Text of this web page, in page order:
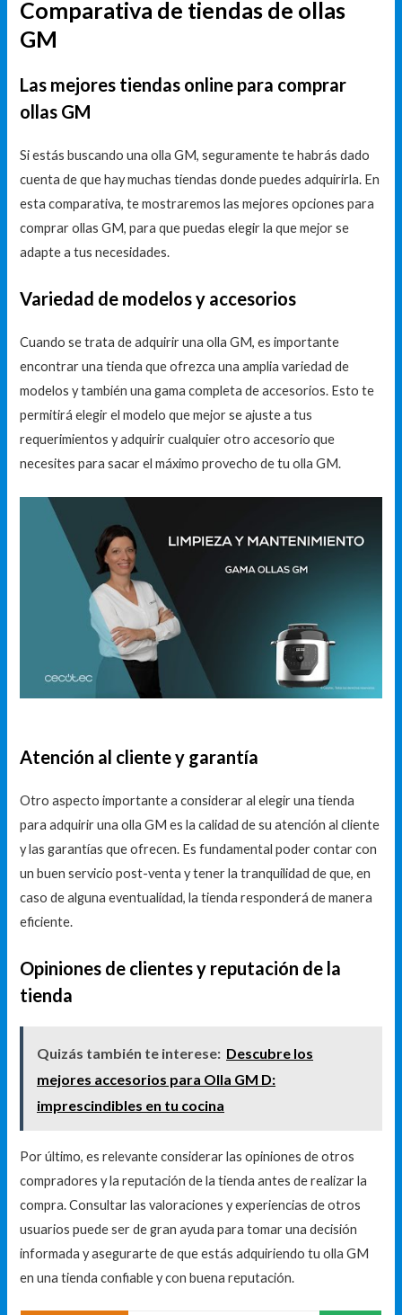
Comparativa de tiendas de ollas
GM
Las mejores tiendas online para comprar
ollas GM
Si estás buscando una olla GM, seguramente te habrás dado
cuenta de que hay muchas tiendas donde puedes adquirirla. En
esta comparativa, te mostraremos las mejores opciones para
comprar ollas GM, para que puedas elegir la que mejor se
adapte a tus necesidades.
Variedad de modelos y accesorios
Cuando se trata de adquirir una olla GM, es importante
encontrar una tienda que ofrezca una amplia variedad de
modelos y también una gama completa de accesorios. Esto te
permitirá elegir el modelo que mejor se ajuste a tus
requerimientos y adquirir cualquier otro accesorio que
necesites para sacar el máximo provecho de tu olla GM.
Atención al cliente y garantía
Otro aspecto importante a considerar al elegir una tienda
para adquirir una olla GM es la calidad de su atención al cliente
y las garantías que ofrecen. Es fundamental poder contar con
un buen servicio post-venta y tener la tranquilidad de que, en
caso de alguna eventualidad, la tienda responderá de manera
eficiente.
Opiniones de clientes y reputación de la
tienda
Quizás también te interese: Descubre los
mejores accesorios para Olla GM D:
imprescindibles en tu cocina
Por último, es relevante considerar las opiniones de otros
compradores y la reputación de la tienda antes de realizar la
compra. Consultar las valoraciones y experiencias de otros
usuarios puede ser de gran ayuda para tomar una decisión
informada y asegurarte de que estás adquiriendo tu olla GM
en una tienda confiable y con buena reputación.